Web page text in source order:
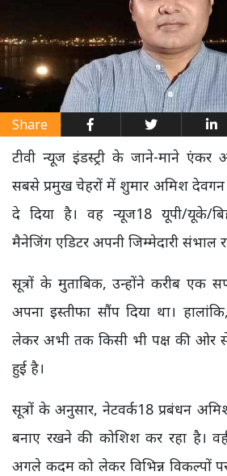
Share
टीवी न्यूज इंडस्ट्री के जाने-माने
सबसे प्रमुख चेहरों में शुमार अमिश देवगन
दे दिया है। वह न्यूज18 यूपी/यूके/
मैनेजिंग एडिटर अपनी जिम्मेदारी संभाल
सूत्रों के मुताबिक, उन्होंने करीब एक
अपना इस्तीफा सौंप दिया था।
लेकर अभी तक किसी भी पक्ष की ओर से
हुई है।
सूत्रों के अनुसार, नेटवर्क18 प्रबंधन
बनाए रखने की कोशिश कर रहा है।
अगले कदम को लेकर विभिन्न विकल्पों पर